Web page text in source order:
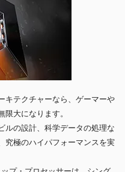
キテクチャーなら、ゲーマーや
大になります。
ルの設計、科学データの処理な
究極のハイパフォーマンスを実